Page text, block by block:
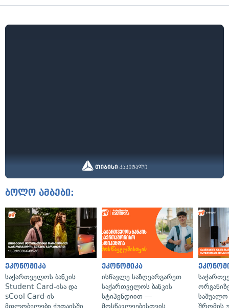
ბოლო ამბები:
ეკონომიკა
საქართველოს ბანკის
Student Card-ისა და
sCool Card-ის
ეკონომიკა
ისწავლე საზღვარგარეთ
საქართველოს ბანკის
სტიპენდიით —
საშუალო